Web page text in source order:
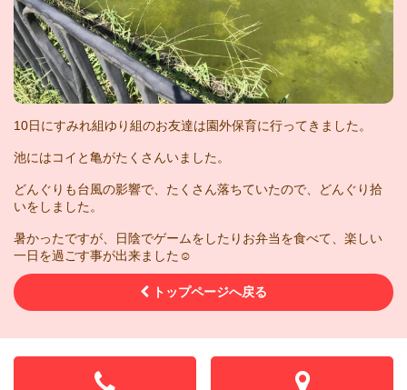
10日にすみれ組ゆり組のお友達は園外保育に行ってきました。
池にはコイと亀がたくさんいました。
どんぐりも台風の影響で、たくさん落ちていたので、どんぐり拾
いをしました。
暑かったですが、日陰でゲームをしたりお弁当を食べて、楽しい
一日を過ごす事が出来ました☺︎
トップページへ戻る